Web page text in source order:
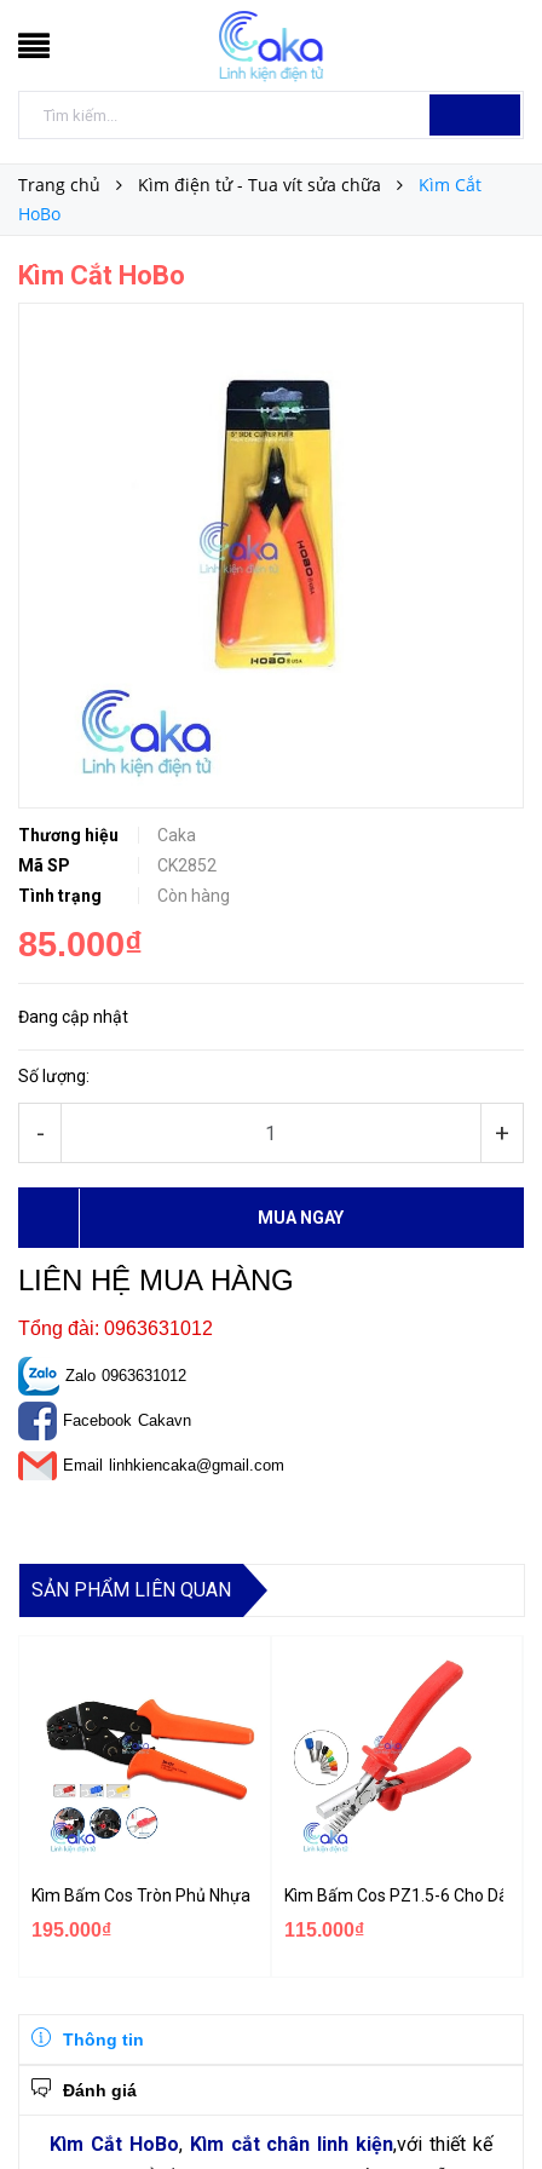
Trang chủ Kìm điện tử - Tua vít sửa chữa
Kìm Cắt
HoBo
Kìm Cắt HoBo
Thương hiệu
Caka
Mã SP
CK2852
Tình trạng
Còn hàng
85.000₫
Đang cập nhật
Số lượng:
- +
MUA NGAY
LIÊN HỆ MUA HÀNG
Tổng đài: 0963631012
Zalo 0963631012
Facebook Cakavn
Email linhkiencaka@gmail.com
SẢN PHẨM LIÊN QUAN
Kìm Bấm Cos Tròn Phủ Nhựa SN-02C Cho Dây 0.25-2.5mm² 24-
195.000₫
Kìm Bấm Cos PZ1.5-6 Cho Dây
115.000₫
Thông tin
Đánh giá
Kìm Cắt HoBo, Kìm cắt chân linh kiện,với thiết kế